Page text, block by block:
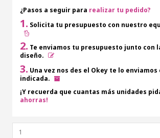
¿Pasos a seguir para realizar tu pedido?
1. Solicita tu presupuesto con nuestro
2. Te enviamos tu presupuesto junto con
diseño.
3. Una vez nos des el Okey te lo enviamos
indicada.
¡Y recuerda que cuantas más unidades
ahorras!